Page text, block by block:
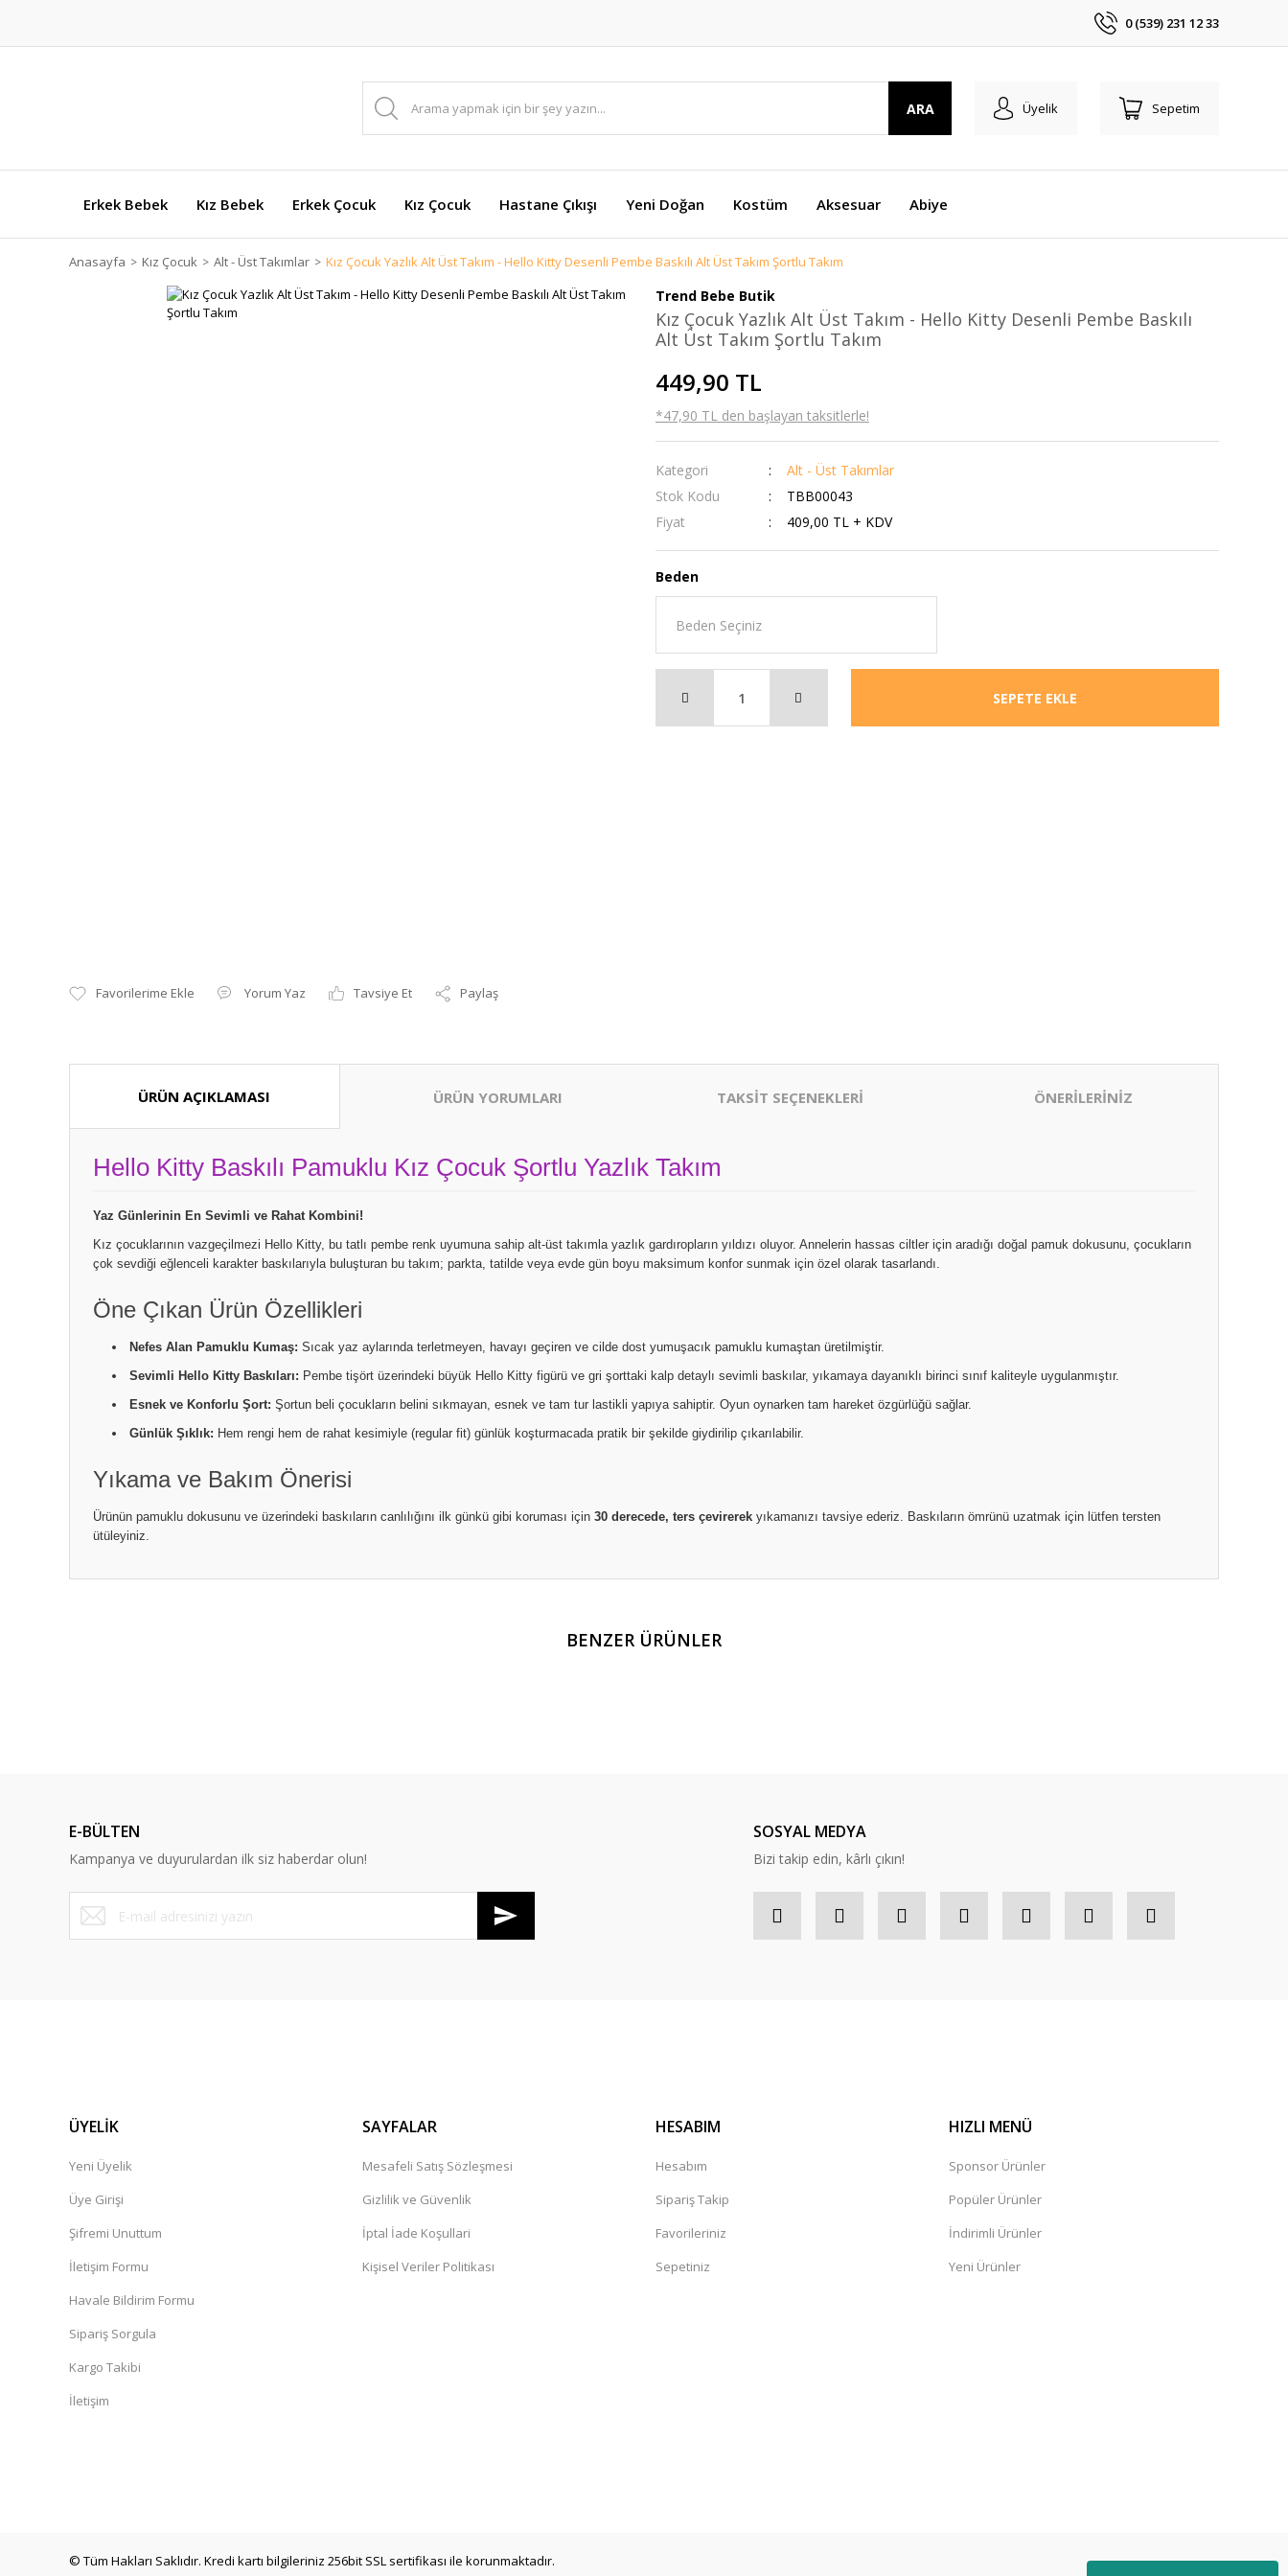
0 (539) 231 12 33
ARA Üyelik Sepetim
Erkek Bebek Kız Bebek Erkek Çocuk Kız Çocuk Hastane Çıkışı Yeni Doğan Kostüm Aksesuar Abiye
Anasayfa Kız Çocuk Alt - Üst Takımlar Kız Çocuk Yazlık Alt Üst Takım - Hello Kitty Desenli Pembe Baskılı Alt Üst Takım Şortlu Takım
Yorum Yaz Tavsiye Et Paylaş
Trend Bebe Butik
Kız Çocuk Yazlık Alt Üst Takım - Hello Kitty Desenli Pembe Baskılı
Alt Üst Takım Şortlu Takım
449,90 TL
*47,90 TL den başlayan taksitlerle!
Kategori
Alt - Üst Takımlar
Stok Kodu
TBB00043
Fiyat
409,00 TL + KDV
Beden
SEPETE EKLE
ÜRÜN AÇIKLAMASI ÜRÜN YORUMLARI TAKSİT SEÇENEKLERİ ÖNERİLERİNİZ
Hello Kitty Baskılı Pamuklu Kız Çocuk Şortlu Yazlık Takım
Yaz Günlerinin En Sevimli ve Rahat Kombini!
Kız çocuklarının vazgeçilmezi Hello Kitty, bu tatlı pembe renk uyumuna sahip alt-üst takımla yazlık gardıropların yıldızı oluyor. Annelerin hassas ciltler için aradığı doğal pamuk dokusunu, çocukların
çok sevdiği eğlenceli karakter baskılarıyla buluşturan bu takım; parkta, tatilde veya evde gün boyu maksimum konfor sunmak için özel olarak tasarlandı.
Öne Çıkan Ürün Özellikleri
Nefes Alan Pamuklu Kumaş: Sıcak yaz aylarında terletmeyen, havayı geçiren ve cilde dost yumuşacık pamuklu kumaştan üretilmiştir.
Sevimli Hello Kitty Baskıları: Pembe tişört üzerindeki büyük Hello Kitty figürü ve gri şorttaki kalp detaylı sevimli baskılar, yıkamaya dayanıklı birinci sınıf kaliteyle uygulanmıştır.
Esnek ve Konforlu Şort: Şortun beli çocukların belini sıkmayan, esnek ve tam tur lastikli yapıya sahiptir. Oyun oynarken tam hareket özgürlüğü sağlar.
Günlük Şıklık: Hem rengi hem de rahat kesimiyle (regular fit) günlük koşturmacada pratik bir şekilde giydirilip çıkarılabilir.
Yıkama ve Bakım Önerisi
Ürünün pamuklu dokusunu ve üzerindeki baskıların canlılığını ilk günkü gibi koruması için 30 derecede, ters çevirerek yıkamanızı tavsiye ederiz. Baskıların ömrünü uzatmak için lütfen tersten
ütüleyiniz.
Bu ürüne ilk yorumu siz yapın!
BENZER ÜRÜNLER
E-BÜLTEN
Kampanya ve duyurulardan ilk siz haberdar olun!
SOSYAL MEDYA
Bizi takip edin, kârlı çıkın!
ÜYELİK
Yeni Üyelik
Üye Girişi
Şifremi Unuttum
İletişim Formu
Havale Bildirim Formu
Sipariş Sorgula
Kargo Takibi
İletişim
SAYFALAR
Mesafeli Satış Sözleşmesi
Gizlilik ve Güvenlik
İptal İade Koşullari
Kişisel Veriler Politikası
HESABIM
Hesabım
Sipariş Takip
Favorileriniz
Sepetiniz
HIZLI MENÜ
Sponsor Ürünler
Popüler Ürünler
İndirimli Ürünler
Yeni Ürünler
© Tüm Hakları Saklıdır. Kredi kartı bilgileriniz 256bit SSL sertifikası ile korunmaktadır.